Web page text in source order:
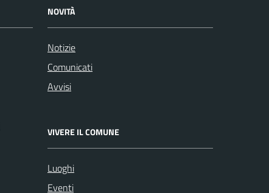
NOVITÀ
Notizie
Comunicati
Avvisi
VIVERE IL COMUNE
Luoghi
Eventi